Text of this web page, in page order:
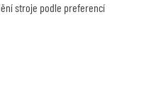
stroje podle preferencí